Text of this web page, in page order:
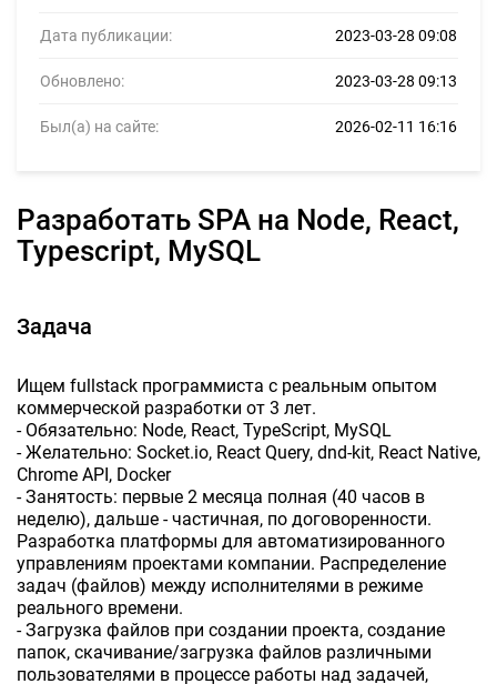
Дата публикации: 2023-03-28 09:08
Обновлено: 2023-03-28 09:13
Был(а) на сайте: 2026-02-11 16:16
Разработать SPA на Node, React,
Typescript, MySQL
Задача
Ищем fullstack программиста с реальным опытом
коммерческой разработки от 3 лет.
- Обязательно: Node, React, TypeScript, MySQL
- Желательно: Socket.io, React Query, dnd-kit, React Native,
Chrome API, Docker
- Занятость: первые 2 месяца полная (40 часов в
неделю), дальше - частичная, по договоренности.
Разработка платформы для автоматизированного
управлениям проектами компании. Распределение
задач (файлов) между исполнителями в режиме
реального времени.
- Загрузка файлов при создании проекта, создание
папок, скачивание/загрузка файлов различными
пользователями в процессе работы над задачей,